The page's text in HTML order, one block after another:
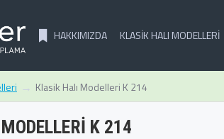
HAKKIMIZDA KLASIK HALI MODELLERI
Klasik Halı Modelleri K 214
K 214